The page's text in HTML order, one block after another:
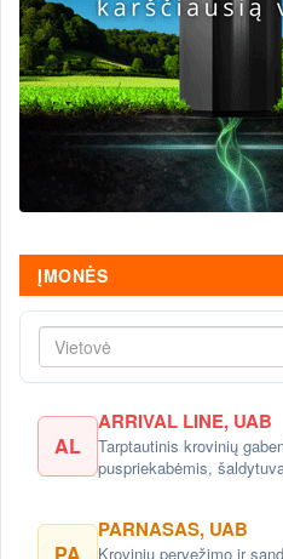
ĮMONĖS
Vietovė
AL
ARRIVAL LINE, UAB
Tarptautinis krovinių
puspriekabėmis,
PA
PARNASAS, UAB
Krovinių pervežimo ir